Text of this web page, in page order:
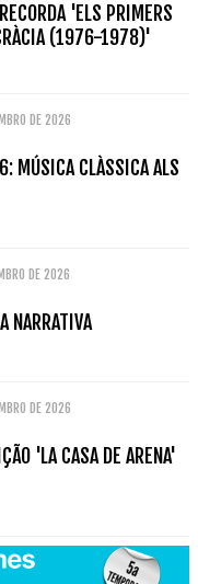
'ELS PRIMERS
(1976-1978)'
DE 2026
MÚSICA CLÀSSICA ALS
DE 2026
NARRATIVA
DE 2026
'LA CASA DE ARENA'